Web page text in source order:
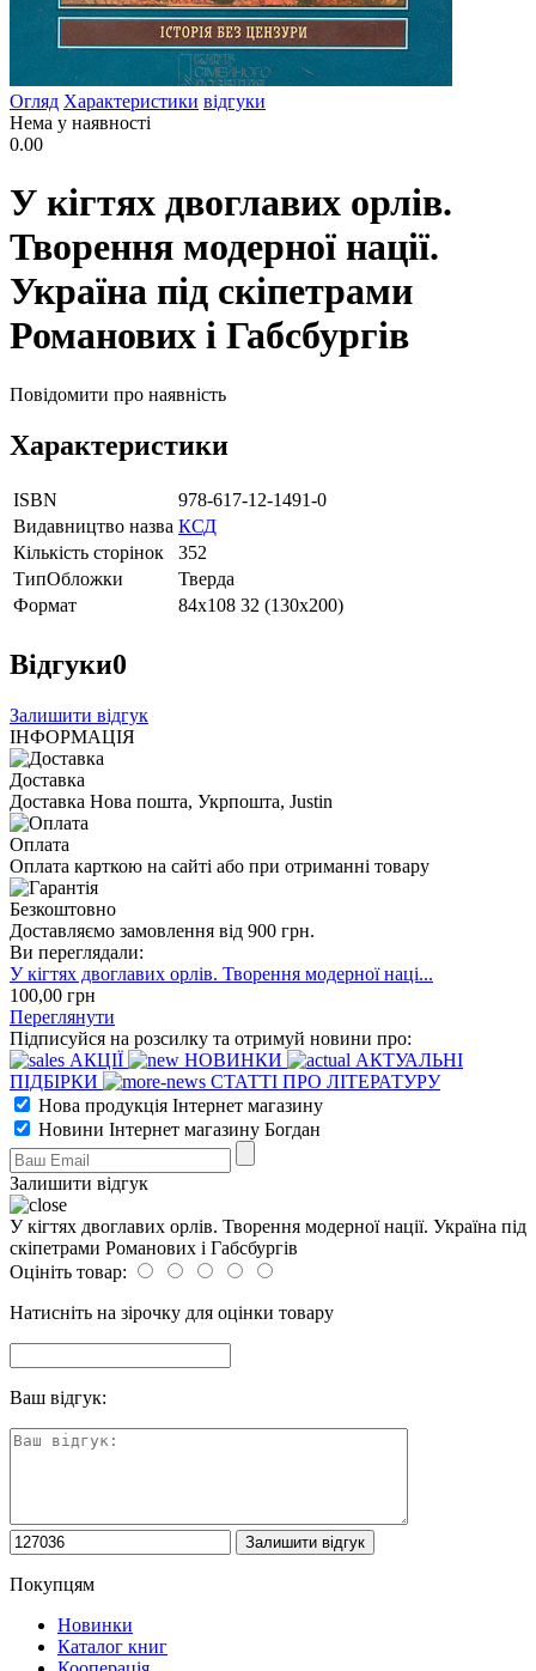
Огляд Характеристики відгуки
Нема у наявності
0.00
У кігтях двоглавих орлів.
Творення модерної нації.
Україна під скіпетрами
Романових і Габсбургів
Повідомити про наявність
Характеристики
ISBN
978-617-12-1491-0
Видавництво назва КСД
Кількість сторінок
352
ТипОбложки
Тверда
Формат
84х108 32 (130х200)
Відгуки0
Залишити відгук
ІНФОРМАЦІЯ
Доставка
Доставка Нова пошта, Укрпошта, Justin
Оплата
Оплата карткою на сайті або при отриманні товару
Безкоштовно
Доставляємо замовлення від 900 грн.
Ви переглядали:
У кігтях двоглавих орлів. Творення модерної наці...
100,00 грн
Переглянути
Підписуйся на розсилку та отримуй новини про:
АКЦІЇ
НОВИНКИ
АКТУАЛЬНІ
ПІДБІРКИ
СТАТТІ ПРО ЛІТЕРАТУРУ
Нова продукція Інтернет магазину
Новини Інтернет магазину Богдан
Залишити відгук
У кігтях двоглавих орлів. Творення модерної нації. Україна під
скіпетрами Романових і Габсбургів
Оцініть товар:
Натисніть на зірочку для оцінки товару
Ваш відгук:
Покупцям
Новинки
Каталог книг